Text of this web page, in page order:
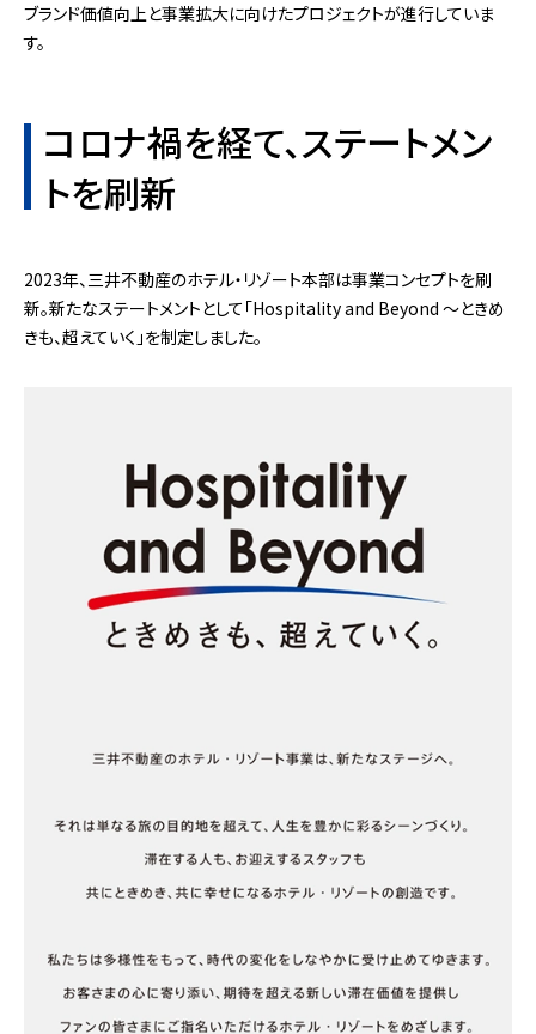
ブランド価値向上と事業拡大に向けたプロジェクトが進行していま
す。
コロナ禍を経て、ステートメン
トを刷新
2023年、三井不動産のホテル・リゾート本部は事業コンセプトを刷
新。新たなステートメントとして「Hospitality and Beyond 〜ときめ
きも、超えていく」を制定しました。